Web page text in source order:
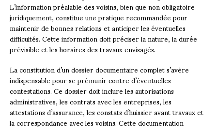
L’information préalable des voisins, bien que non obligatoire
juridiquement, constitue une pratique recommandée pour
maintenir de bonnes relations et anticiper les éventuelles
difficultés. Cette information doit préciser la nature, la durée
prévisible et les horaires des travaux envisagés.
La constitution d’un dossier documentaire complet s’avère
indispensable pour se prémunir contre d’éventuelles
contestations. Ce dossier doit inclure les autorisations
administratives, les contrats avec les entreprises, les
attestations d’assurance, les constats d’huissier avant travaux et
la correspondance avec les voisins. Cette documentation